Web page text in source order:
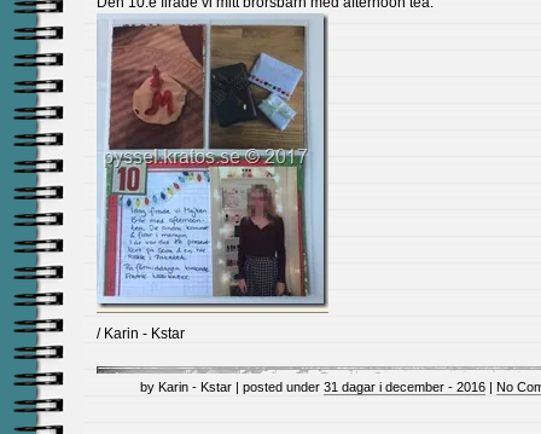
/ Karin - Kstar
by Karin - Kstar | posted under 31 dagar i december - 2016 | No